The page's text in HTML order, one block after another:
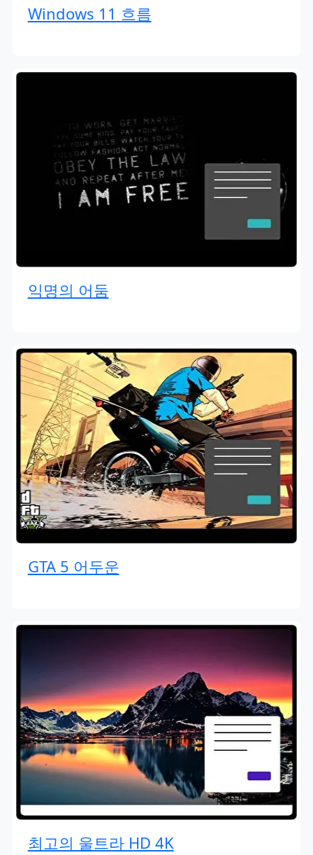
Windows 11 흐름
익명의 어둠
GTA 5 어두운
최고의 울트라 HD 4K